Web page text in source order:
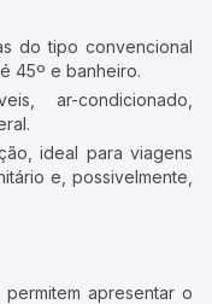
do tipo convencional
45º e banheiro.
ar-condicionado,
ideal para viagens
e, possivelmente,
apresentar o